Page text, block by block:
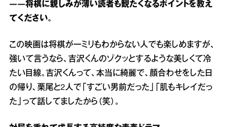
――将棋に親しみが薄い読者も観たくなるポイントを教え
てください。
この映画は将棋が一ミリもわからない人でも楽しめますが、
強いて言うなら、吉沢くんのゾクッとするような美しくて冷
たい目線。吉沢くんって、本当に綺麗で、顔合わせをした日
の帰り、栗尾と2人で「すごい男前だった」「肌もキレイだっ
た」って話してましたから（笑）。